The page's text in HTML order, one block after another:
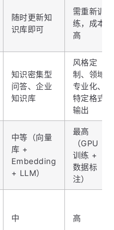
随时更新知
识库即可
需重新训
练，成本
高
知识密集型
问答、企业
知识库
风格定
制、领域
专业化、
特定格式
输出
中等（向量
库 +
Embedding
+ LLM）
最高
（GPU
训练 +
数据标
注）
中 高